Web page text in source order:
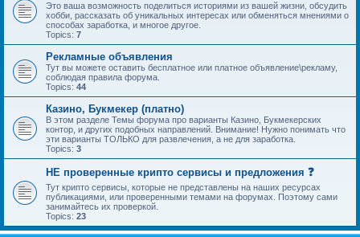
Это ваша возможность поделиться историями из вашей жизни, обсудить
хобби, рассказать об уникальных интересах или обменяться мнениями о
способах заработка, и многое другое.
Topics: 7
Рекламные объявления
Тут вы можете оставить бесплатное или платное объявление\рекламу,
соблюдая правила форума.
Topics: 44
Казино, Букмекер (платно)
В этом разделе Темы форума про варианты Казино, Букмекерских
контор, и других подобных направлений. Внимание! Нужно понимать что
эти варианты ТОЛЬКО для развлечения, а не для заработка.
Topics: 3
НЕ проверенные крипто сервисы и предложения ❓
Тут крипто сервисы, которые не представлены на наших ресурсах
публикациями, или проверенными темами на форумах. Поэтому сами
занимайтесь их проверкой.
Topics: 23